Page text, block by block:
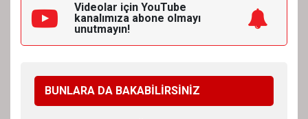
Videolar için YouTube
kanalımıza abone olmayı
unutmayın!
BUNLARA DA BAKABİLİRSİNİZ